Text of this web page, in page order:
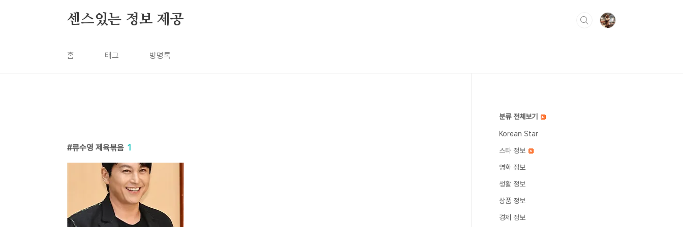
센스있는 정보 제공
홈 태그 방명록
류수영 제육볶음 1
분류 전체보기
Korean Star
스타 정보
영화 정보
생활 정보
상품 정보
경제 정보